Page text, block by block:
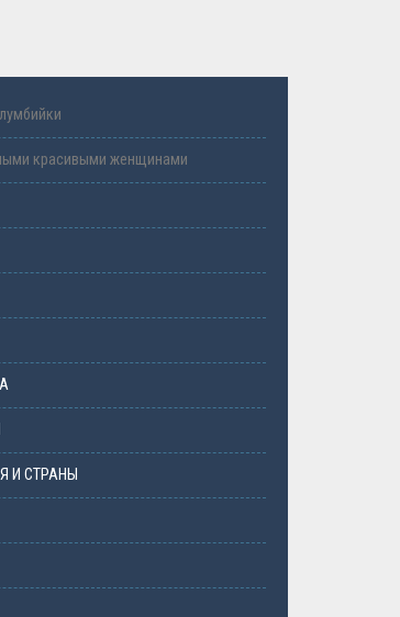
красивыми женщинами
И СТРАНЫ